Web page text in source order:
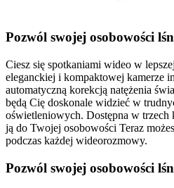
Pozwól swojej osobowości
Ciesz się spotkaniami wideo w
eleganckiej i kompaktowej kamerze
automatyczną korekcją natężenia
będą Cię doskonale widzieć w
oświetleniowych. Dostępna w trzech
ją do Twojej osobowości Teraz
podczas każdej wideorozmowy.
Pozwól swojej osobowości